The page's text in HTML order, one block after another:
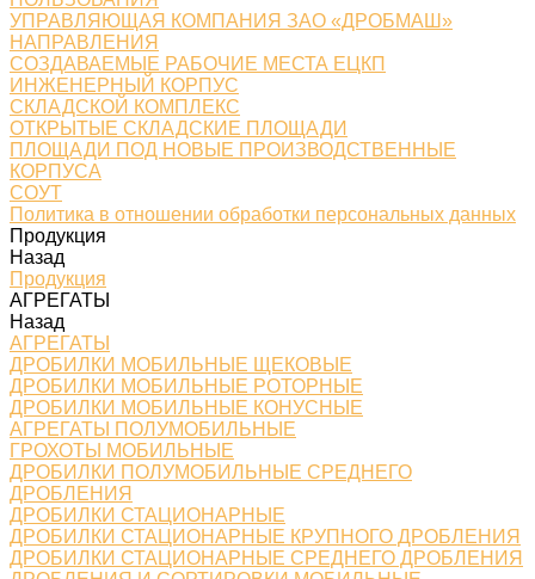
УПРАВЛЯЮЩАЯ КОМПАНИЯ ЗАО «ДРОБМАШ»
НАПРАВЛЕНИЯ
СОЗДАВАЕМЫЕ РАБОЧИЕ МЕСТА ЕЦКП
ИНЖЕНЕРНЫЙ КОРПУС
СКЛАДСКОЙ КОМПЛЕКС
ОТКРЫТЫЕ СКЛАДСКИЕ ПЛОЩАДИ
ПЛОЩАДИ ПОД НОВЫЕ ПРОИЗВОДСТВЕННЫЕ
КОРПУСА
СОУТ
Политика в отношении обработки персональных данных
Продукция
Назад
Продукция
АГРЕГАТЫ
Назад
АГРЕГАТЫ
ДРОБИЛКИ МОБИЛЬНЫЕ ЩЕКОВЫЕ
ДРОБИЛКИ МОБИЛЬНЫЕ РОТОРНЫЕ
ДРОБИЛКИ МОБИЛЬНЫЕ КОНУСНЫЕ
АГРЕГАТЫ ПОЛУМОБИЛЬНЫЕ
ГРОХОТЫ МОБИЛЬНЫЕ
ДРОБИЛКИ ПОЛУМОБИЛЬНЫЕ СРЕДНЕГО
ДРОБЛЕНИЯ
ДРОБИЛКИ СТАЦИОНАРНЫЕ
ДРОБИЛКИ СТАЦИОНАРНЫЕ КРУПНОГО ДРОБЛЕНИЯ
ДРОБИЛКИ СТАЦИОНАРНЫЕ СРЕДНЕГО ДРОБЛЕНИЯ